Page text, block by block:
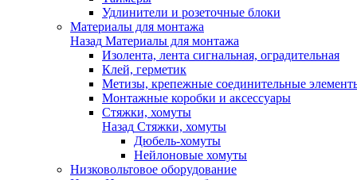
Удлинители и розеточные блоки
Материалы для монтажа
Назад Материалы для монтажа
Изолента, лента сигнальная, оградительная
Клей, герметик
Метизы, крепежные соединительные
Монтажные коробки и аксессуары
Стяжки, хомуты
Назад Стяжки, хомуты
Дюбель-хомуты
Нейлоновые хомуты
Низковольтовое оборудование